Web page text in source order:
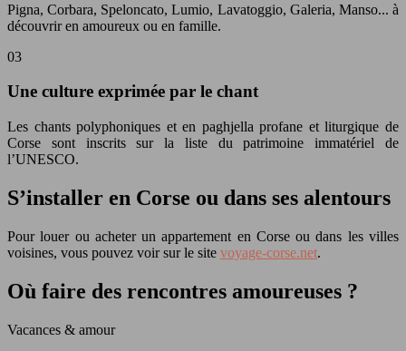
Pigna, Corbara, Speloncato, Lumio, Lavatoggio, Galeria, Manso... à
découvrir en amoureux ou en famille.
03
Une culture exprimée par le chant
Les chants polyphoniques et en paghjella profane et liturgique de
Corse sont inscrits sur la liste du patrimoine immatériel de
l’UNESCO.
S’installer en Corse ou dans ses alentours
Pour louer ou acheter un appartement en Corse ou dans les villes
voisines, vous pouvez voir sur le site voyage-corse.net.
Où faire des rencontres amoureuses ?
Vacances & amour